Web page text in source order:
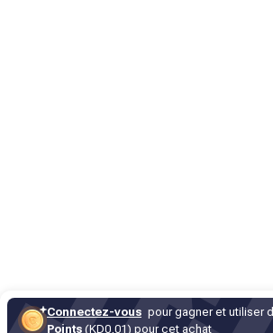
Connectez-vous pour gagner et utiliser
Points (KD0,01) pour cet achat